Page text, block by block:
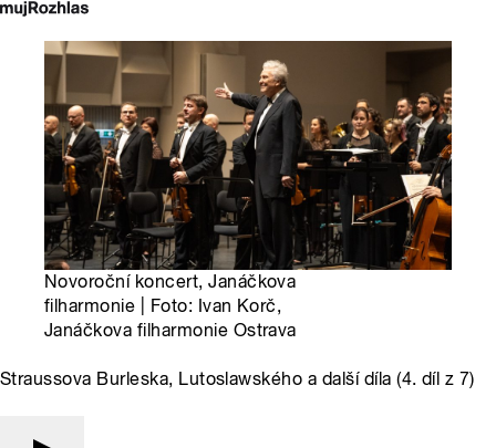
Novoroční koncert, Janáčkova
filharmonie | Foto: Ivan Korč,
Janáčkova filharmonie Ostrava
Straussova Burleska, Lutoslawského a další díla (4. díl z 7)